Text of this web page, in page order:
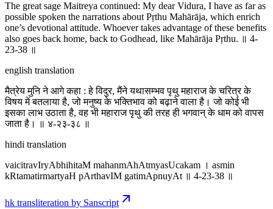
The great sage Maitreya continued: My dear Vidura, I have as far as
possible spoken the narrations about Pṛthu Mahārāja, which enrich
one’s devotional attitude. Whoever takes advantage of these benefits
also goes back home, back to Godhead, like Mahārāja Pṛthu. ॥ 4-
23-38 ॥
english translation
मैत्रेय मुनि ने आगे कहा : हे विदुर, मैंने यथासम्भव पृथु महाराज के चरित्र के
विषय में बतलाया है, जो मनुष्य के भक्तिभाव को बढ़ाने वाला है। जो कोई भी
इसका लाभ उठाता है, वह भी महाराज पृथु की तरह ही भगवान् के धाम को वापस
जाता है। ॥ ४-२३-३८ ॥
hindi translation
vaicitravIryAbhihitaM mahanmAhAtmyasUcakam । asmin
kRtamatirmartyaH pArthavIM gatimApnuyAt ॥ 4-23-38 ॥
hk transliteration by Sanscript